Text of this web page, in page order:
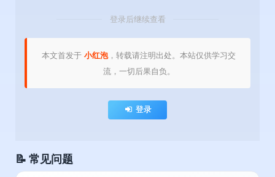
登录后继续查看
本文首发于 小红泡，转载请注明出处。本站仅供学习交
流，一切后果自负。
登录
📝 常见问题